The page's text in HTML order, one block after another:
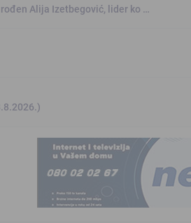
Alija Izetbegović, lider ko …